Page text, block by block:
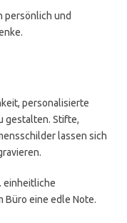
persönlich und
personalisierte
gestalten. Stifte,
lassen sich
einheitliche
Büro eine edle Note.